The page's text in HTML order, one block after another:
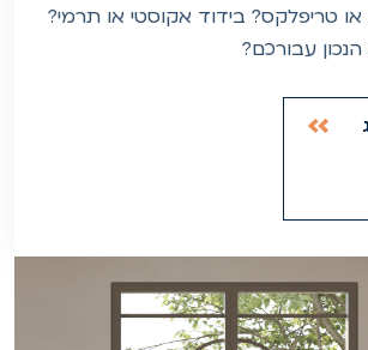
טריפלקס? בידוד אקוסטי או תרמי?
עבורכם?